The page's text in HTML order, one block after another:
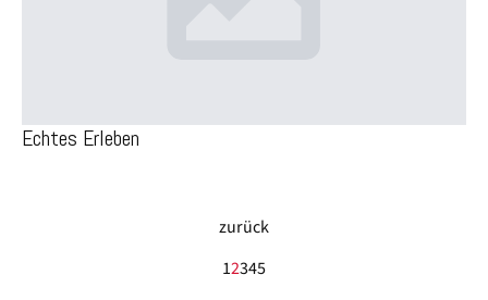
Echtes Erleben
zurück
12345